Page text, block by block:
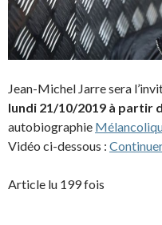
Jean-Michel Jarre sera
lundi 21/10/2019 à partir
autobiographie
Vidéo ci-dessous :
Article lu 199 fois